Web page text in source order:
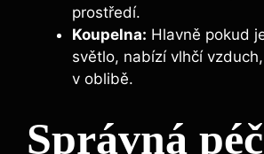
prostředí.
Koupelna: Hlavně pokud
světlo, nabízí vlhčí
v oblibě.
Správná